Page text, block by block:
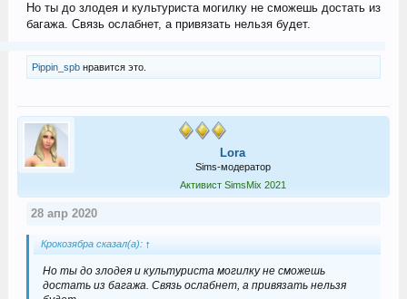
Но ты до злодея и культуриста могилку не сможешь достать из
багажа. Связь ослабнет, а привязать нельзя будет.
Pippin_spbнравится это.
Lora
Sims-модератор
Активист SimsMix 2021
28 апр 2020
Крокозябра сказал(а): ↑
Но ты до злодея и культуриста могилку не сможешь
достать из багажа. Связь ослабнет, а привязать нельзя